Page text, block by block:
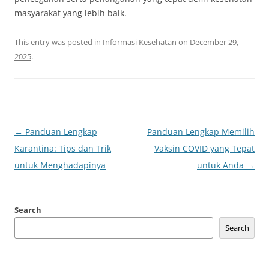
masyarakat yang lebih baik.
This entry was posted in Informasi Kesehatan on December 29,
2025.
Post
navigation
← Panduan Lengkap
Karantina: Tips dan Trik
untuk Menghadapinya
Panduan Lengkap Memilih
Vaksin COVID yang Tepat
untuk Anda →
Search
Search